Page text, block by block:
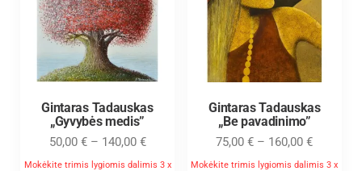
Gintaras Tadauskas
„Gyvybės medis”
50,00 € – 140,00 €
Mokėkite trimis lygiomis dalimis 3 x
Gintaras Tadauskas
„Be pavadinimo”
75,00€ – 160,00€
Mokėkite trimis lygiomis dalimis 3 x